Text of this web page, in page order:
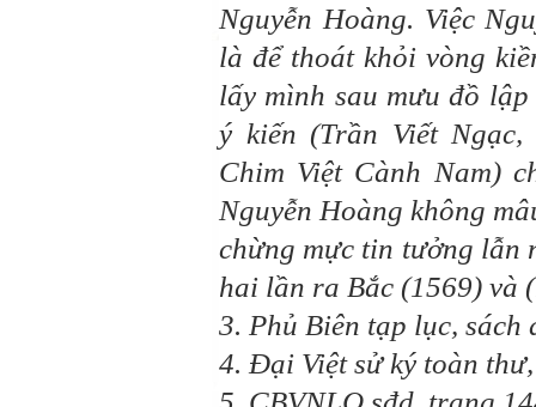
Nguyễn Hoàng. Việc
là để thoát khỏi vòng
lấy mình sau mưu đồ
ý kiến (Trần Viết
Chim Việt Cành Nam)
Nguyễn Hoàng không
chừng mực tin tưởng lẫn
hai lần ra Bắc (1569) và
3. Phủ Biên tạp lục, sách
4. Đại Việt sử ký toàn